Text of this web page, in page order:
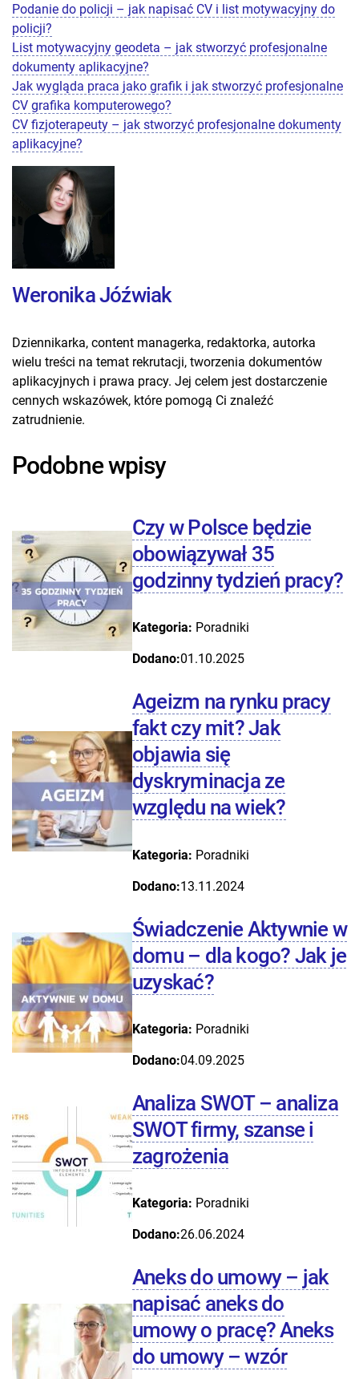
Podanie do policji – jak napisać CV i list motywacyjny do
policji?
List motywacyjny geodeta – jak stworzyć profesjonalne
dokumenty aplikacyjne?
Jak wygląda praca jako grafik i jak stworzyć profesjonalne
CV grafika komputerowego?
CV fizjoterapeuty – jak stworzyć profesjonalne dokumenty
aplikacyjne?
Weronika Jóźwiak
Dziennikarka, content managerka, redaktorka, autorka
wielu treści na temat rekrutacji, tworzenia dokumentów
aplikacyjnych i prawa pracy. Jej celem jest dostarczenie
cennych wskazówek, które pomogą Ci znaleźć
zatrudnienie.
Podobne wpisy
Czy w Polsce będzie
obowiązywał 35
godzinny tydzień pracy?
Kategoria: Poradniki
Dodano:01.10.2025
Ageizm na rynku pracy
fakt czy mit? Jak
objawia się
dyskryminacja ze
względu na wiek?
Kategoria: Poradniki
Dodano:13.11.2024
Świadczenie Aktywnie w
domu – dla kogo? Jak je
uzyskać?
Kategoria: Poradniki
Dodano:04.09.2025
Analiza SWOT – analiza
SWOT firmy, szanse i
zagrożenia
Kategoria: Poradniki
Dodano:26.06.2024
Aneks do umowy – jak
napisać aneks do
umowy o pracę? Aneks
do umowy – wzór